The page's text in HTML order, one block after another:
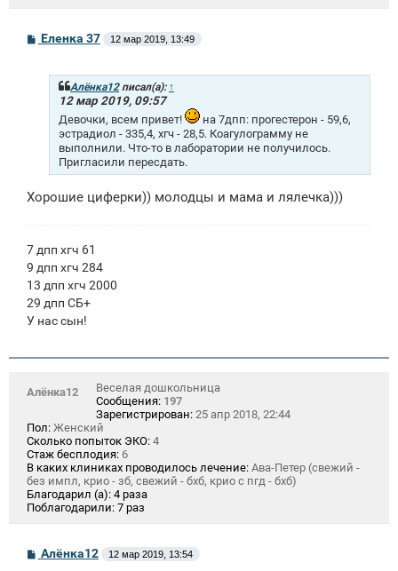
С
о
Еленка 37 12 мар 2019, 13:49
Алёнка12писал(а): ↑
12 мар 2019, 09:57
Девочки, всем привет!
на 7дпп: прогестерон - 59,6,
эстрадиол - 335,4, хгч - 28,5. Коагулограмму не
выполнили. Что-то в лаборатории не получилось.
Пригласили пересдать.
Хорошие циферки)) молодцы и мама и лялечка)))
7 дпп хгч 61
9 дпп хгч 284
13 дпп хгч 2000
29 дпп СБ+
У нас сын!
Алёнка12
Веселая дошкольница
Сообщения: 197
Зарегистрирован: 25 апр 2018, 22:44
Пол: Женский
Сколько попыток ЭКО: 4
Стаж бесплодия: 6
В каких клиниках проводилось лечение: Ава-Петер (свежий -
без импл, крио - зб, свежий - бхб, крио с пгд - бхб)
Благодарил (а): 4 раза
Поблагодарили: 7 раз
С
о
Алёнка12 12 мар 2019, 13:54